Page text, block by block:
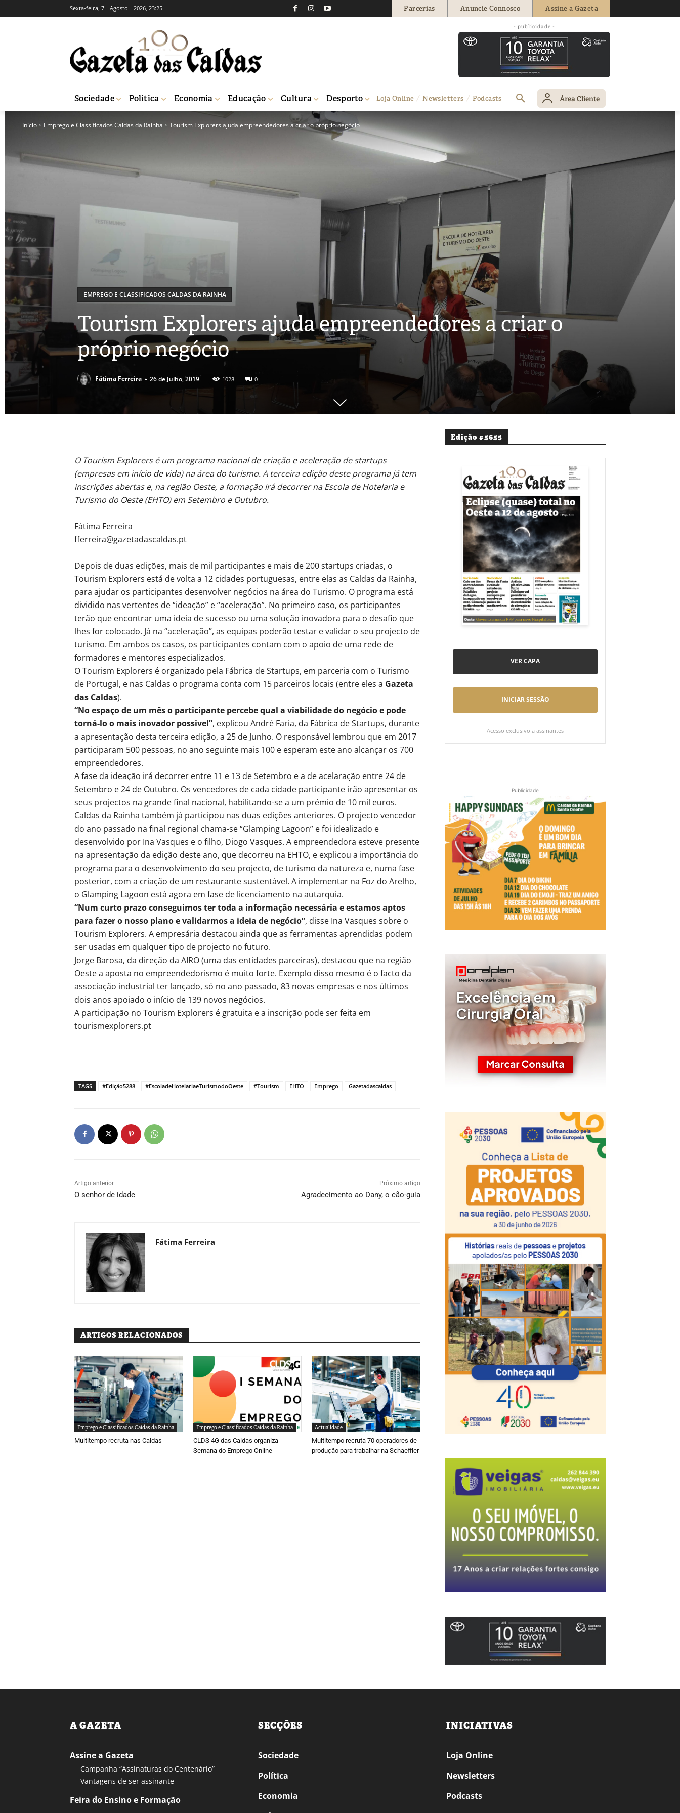
Sexta-feira, 7 _ Agosto _ 2026, 23:25 Parcerias Anuncie Connosco Assine a Gazeta
- publicidade -
Sociedade Política Economia Educação Cultura Desporto Loja Online Newsletters Podcasts Área Cliente
Início Emprego e Classificados Caldas da Rainha Tourism Explorers ajuda empreendedores a criar o próprio negócio
EMPREGO E CLASSIFICADOS CALDAS DA RAINHA
Tourism Explorers ajuda empreendedores a criar o
próprio negócio
Fátima Ferreira - 26 de Julho, 2019 1028 0
O Tourism Explorers é um programa nacional de criação e aceleração de startups
(empresas em início de vida) na área do turismo. A terceira edição deste programa já tem
inscrições abertas e, na região Oeste, a formação irá decorrer na Escola de Hotelaria e
Turismo do Oeste (EHTO) em Setembro e Outubro.
Fátima Ferreira
fferreira@gazetadascaldas.pt
Depois de duas edições, mais de mil participantes e mais de 200 startups criadas, o
Tourism Explorers está de volta a 12 cidades portuguesas, entre elas as Caldas da Rainha,
para ajudar os participantes desenvolver negócios na área do Turismo. O programa está
dividido nas vertentes de “ideação” e “aceleração”. No primeiro caso, os participantes
terão que encontrar uma ideia de sucesso ou uma solução inovadora para o desafio que
lhes for colocado. Já na “aceleração”, as equipas poderão testar e validar o seu projecto de
turismo. Em ambos os casos, os participantes contam com o apoio de uma rede de
formadores e mentores especializados.
O Tourism Explorers é organizado pela Fábrica de Startups, em parceria com o Turismo
de Portugal, e nas Caldas o programa conta com 15 parceiros locais (entre eles a Gazeta
das Caldas).
“No espaço de um mês o participante percebe qual a viabilidade do negócio e pode
torná-lo o mais inovador possivel”, explicou André Faria, da Fábrica de Startups, durante
a apresentação desta terceira edição, a 25 de Junho. O responsável lembrou que em 2017
participaram 500 pessoas, no ano seguinte mais 100 e esperam este ano alcançar os 700
empreendedores.
A fase da ideação irá decorrer entre 11 e 13 de Setembro e a de acelaração entre 24 de
Setembro e 24 de Outubro. Os vencedores de cada cidade participante irão apresentar os
seus projectos na grande final nacional, habilitando-se a um prémio de 10 mil euros.
Caldas da Rainha também já participou nas duas edições anteriores. O projecto vencedor
do ano passado na final regional chama-se “Glamping Lagoon” e foi idealizado e
desenvolvido por Ina Vasques e o filho, Diogo Vasques. A empreendedora esteve presente
na apresentação da edição deste ano, que decorreu na EHTO, e explicou a importãncia do
programa para o desenvolvimento do seu projecto, de turismo da natureza e, numa fase
posterior, com a criação de um restaurante sustentável. A implementar na Foz do Arelho,
o Glamping Lagoon está agora em fase de licenciamento na autarquia.
“Num curto prazo conseguimos ter toda a informação necessária e estamos aptos
para fazer o nosso plano e validarmos a ideia de negócio”, disse Ina Vasques sobre o
Tourism Explorers. A empresária destacou ainda que as ferramentas aprendidas podem
ser usadas em qualquer tipo de projecto no futuro.
Jorge Barosa, da direção da AIRO (uma das entidades parceiras), destacou que na região
Oeste a aposta no empreendedorismo é muito forte. Exemplo disso mesmo é o facto da
associação industrial ter lançado, só no ano passado, 83 novas empresas e nos últimos
dois anos apoiado o início de 139 novos negócios.
A participação no Tourism Explorers é gratuita e a inscrição pode ser feita em
tourismexplorers.pt
TAGS #Edição5288 #EscoladeHotelariaeTurismodoOeste #Tourism EHTO Emprego Gazetadascaldas
Artigo anterior
O senhor de idade
Próximo artigo
Agradecimento ao Dany, o cão-guia
Fátima Ferreira
ARTIGOS RELACIONADOS
Emprego e Classificados Caldas da Rainha
Multitempo recruta nas Caldas
Emprego e Classificados Caldas da Rainha
CLDS 4G das Caldas organiza
Semana do Emprego Online
Actualidade
Multitempo recruta 70 operadores de
produção para trabalhar na Schaeffler
Edição #5655
VER CAPA
INICIAR SESSÃO
Acesso exclusivo a assinantes
Publicidade
A GAZETA
Assine a Gazeta
Campanha “Assinaturas do Centenário”
Vantagens de ser assinante
Feira do Ensino e Formação
SECÇÕES
Sociedade
Política
Economia
INICIATIVAS
Loja Online
Newsletters
Podcasts